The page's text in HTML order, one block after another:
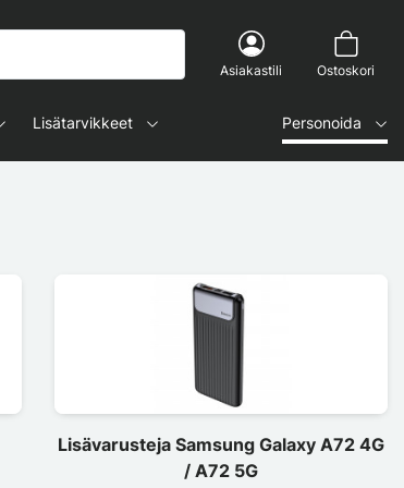
Asiakastili Ostoskori
Lisätarvikkeet Personoida
Lisävarusteja Samsung Galaxy A72 4G
/ A72 5G